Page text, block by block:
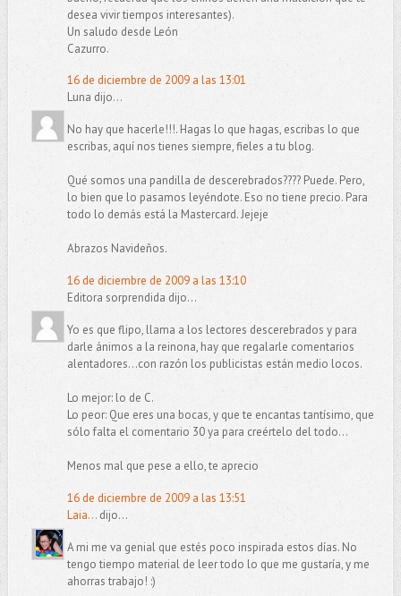
desea vivir tiempos interesantes).
Un saludo desde León
Cazurro.
16 de diciembre de 2009 a las 13:01
Luna dijo...
No hay que hacerle!!!. Hagas lo que hagas, escribas lo que
escribas, aquí nos tienes siempre, fieles a tu blog.
Qué somos una pandilla de descerebrados???? Puede. Pero,
lo bien que lo pasamos leyéndote. Eso no tiene precio. Para
todo lo demás está la Mastercard. Jejeje
Abrazos Navideños.
16 de diciembre de 2009 a las 13:10
Editora sorprendida dijo...
Yo es que flipo, llama a los lectores descerebrados y para
darle ánimos a la reinona, hay que regalarle comentarios
alentadores...con razón los publicistas están medio locos.
Lo mejor: lo de C.
Lo peor: Que eres una bocas, y que te encantas tantísimo, que
sólo falta el comentario 30 ya para creértelo del todo...
Menos mal que pese a ello, te aprecio
16 de diciembre de 2009 a las 13:51
Laia...dijo...
A mi me va genial que estés poco inspirada estos días. No
tengo tiempo material de leer todo lo que me gustaría, y me
ahorras trabajo! :)